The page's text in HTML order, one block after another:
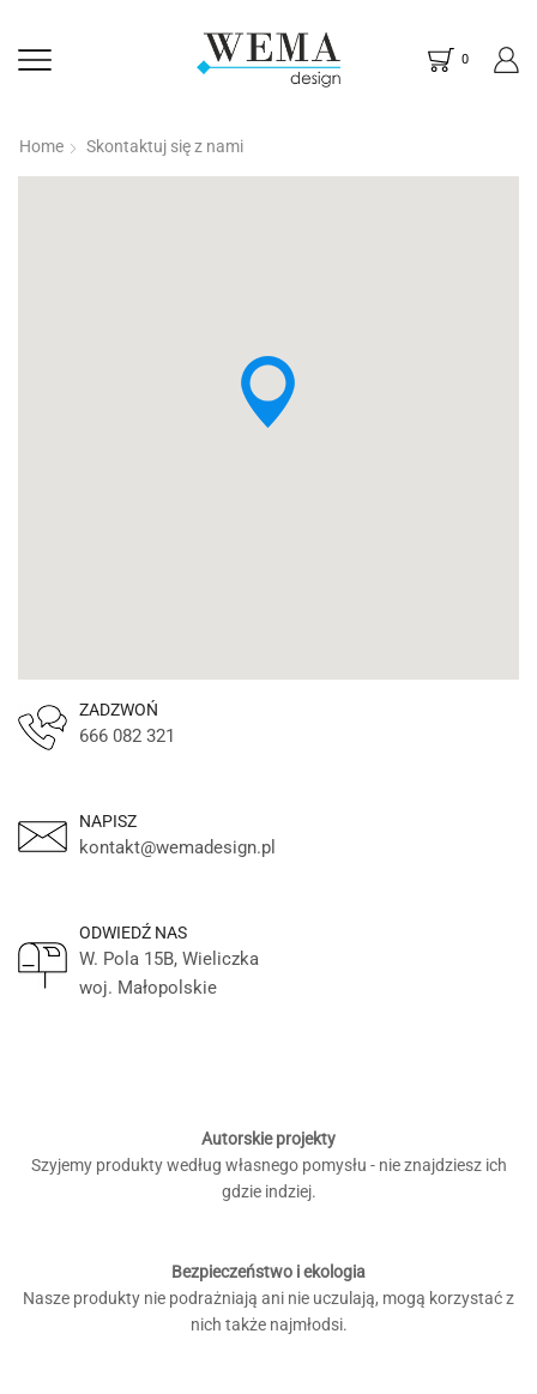
0
Home Skontaktuj się z nami
ZADZWOŃ
666 082 321
NAPISZ
kontakt@wemadesign.pl
ODWIEDŹ NAS
W. Pola 15B, Wieliczka
woj. Małopolskie
Autorskie projekty
Szyjemy produkty według własnego pomysłu - nie znajdziesz ich
gdzie indziej.
Bezpieczeństwo i ekologia
Nasze produkty nie podrażniają ani nie uczulają, mogą korzystać z
nich także najmłodsi.